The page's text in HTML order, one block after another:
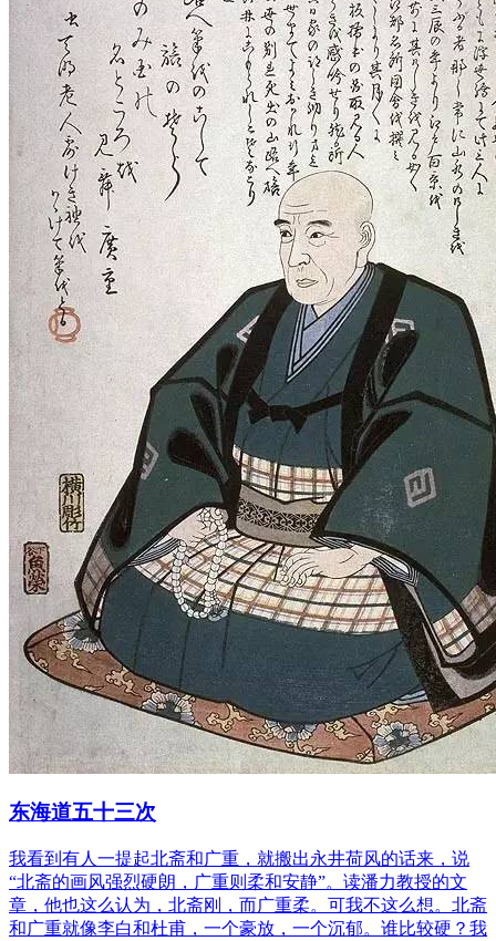
东海道五十三次
我看到有人一提起北斋和广重，就搬出永井荷风的话来，说
“北斋的画风强烈硬朗，广重则柔和安静”。读潘力教授的文
章，他也这么认为，北斋刚，而广重柔。可我不这么想。北斋
和广重就像李白和杜甫，一个豪放，一个沉郁。谁比较硬？我